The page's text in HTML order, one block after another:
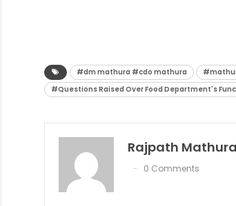
#dm mathura #cdo mathura
#Questions Raised Over Food Department's
Rajpath Mathura
0 Comments